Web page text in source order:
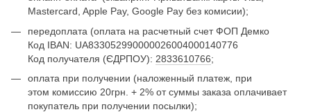
Mastercard, Apple Pay, Google Pay без комисии);
передоплата (оплата на расчетный счет ФОП Демко
Код IBAN: UA833052990000026004000140776
Код получателя (ЄДРПОУ): 2833610766;
оплата при получении (наложенный платеж, при
этом комиссию 20грн. + 2% от суммы заказа оплачивает
покупатель при получении посылки);